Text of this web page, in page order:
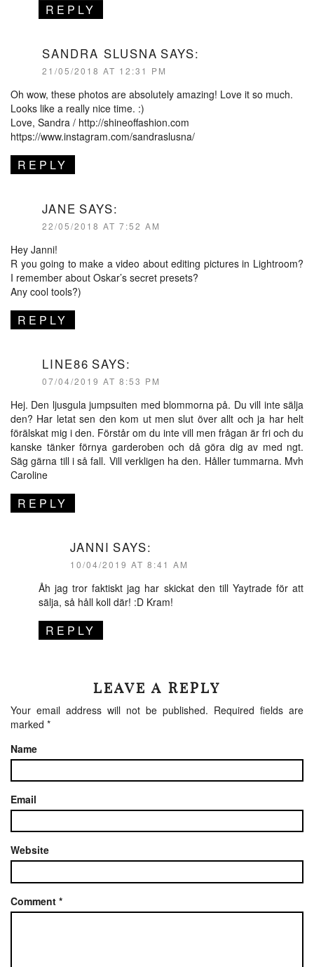
REPLY
SANDRA SLUSNA SAYS:
21/05/2018 AT 12:31 PM
Oh wow, these photos are absolutely amazing! Love it so much.
Looks like a really nice time. :)
Love, Sandra / http://shineoffashion.com
https://www.instagram.com/sandraslusna/
REPLY
JANE SAYS:
22/05/2018 AT 7:52 AM
Hey Janni!
R you going to make a video about editing pictures in Lightroom?
I remember about Oskar’s secret presets?
Any cool tools?)
REPLY
LINE86SAYS:
07/04/2019 AT 8:53 PM
Hej. Den ljusgula jumpsuiten med blommorna på. Du vill inte sälja
den? Har letat sen den kom ut men slut över allt och ja har helt
förälskat mig i den. Förstår om du inte vill men frågan är fri och du
kanske tänker förnya garderoben och då göra dig av med ngt.
Säg gärna till i så fall. Vill verkligen ha den. Håller tummarna. Mvh
Caroline
REPLY
JANNISAYS:
10/04/2019 AT 8:41 AM
Åh jag tror faktiskt jag har skickat den till Yaytrade för att
sälja, så håll koll där! :D Kram!
REPLY
LEAVE A REPLY
Your email address will not be published. Required fields are
marked *
Name
Email
Website
Comment *